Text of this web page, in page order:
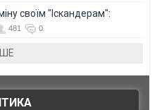
своїм "Іскандерам":
481 0